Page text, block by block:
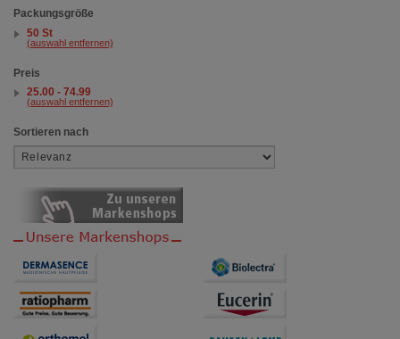
Packungsgröße
50 St
(auswahl entfernen)
Preis
25.00 - 74.99
(auswahl entfernen)
Sortieren nach